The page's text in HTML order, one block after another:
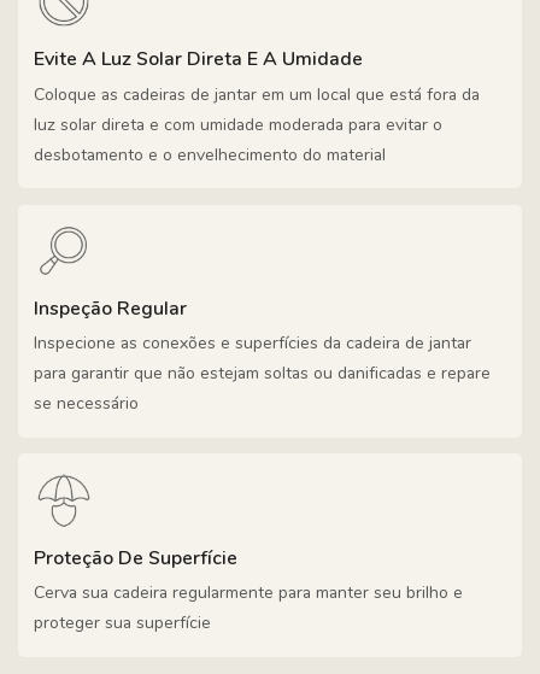
Evite A Luz Solar Direta E A Umidade
Coloque as cadeiras de jantar em um local que está fora da
luz solar direta e com umidade moderada para evitar o
desbotamento e o envelhecimento do material
Inspeção Regular
Inspecione as conexões e superfícies da cadeira de jantar
para garantir que não estejam soltas ou danificadas e repare
se necessário
Proteção De Superfície
Cerva sua cadeira regularmente para manter seu brilho e
proteger sua superfície